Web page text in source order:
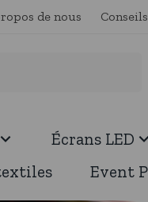
de nous
Écrans LED
Event